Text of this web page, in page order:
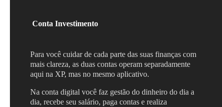
Conta Investimento
Para você cuidar de cada parte das suas finanças com
mais clareza, as duas contas operam separadamente
aqui na XP, mas no mesmo aplicativo.
Na conta digital você faz gestão do dinheiro do dia a
dia, recebe seu salário, paga contas e realiza